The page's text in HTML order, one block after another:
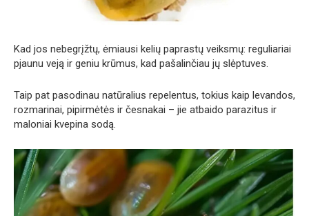
Kad jos nebegrįžtų, ėmiausi kelių paprastų veiksmų: reguliariai
pjaunu veją ir geniu krūmus, kad pašalinčiau jų slėptuves.
Taip pat pasodinau natūralius repelentus, tokius kaip levandos,
rozmarinai, pipirmėtės ir česnakai – jie atbaido parazitus ir
maloniai kvepina sodą.